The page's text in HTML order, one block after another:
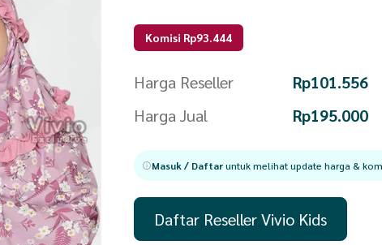
Komisi Rp93.444
Harga Reseller Rp101.556
Harga Jual
Rp195.000
Masuk / Daftaruntuk melihat update harga &
Daftar Reseller Vivio Kids